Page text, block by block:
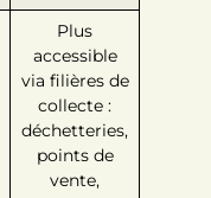
Plus
accessible
via filières de
collecte :
déchetteries,
points de
vente,